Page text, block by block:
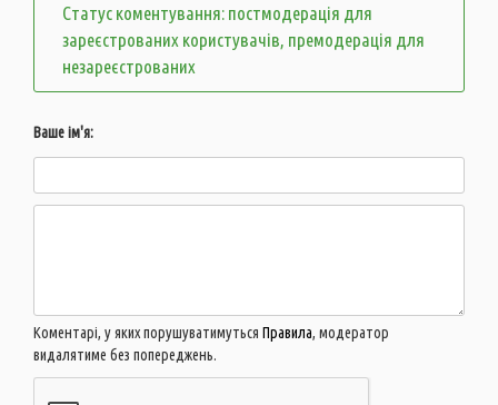
Статус коментування: постмодерація для
зареєстрованих користувачів, премодерація для
незареєстрованих
Ваше ім'я:
Коментарі, у яких порушуватимуться Правила, модератор
видалятиме без попереджень.